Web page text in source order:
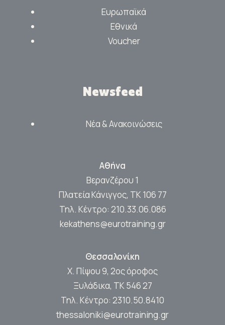
Ευρωπαϊκά
Εθνικά
Voucher
Newsfeed
Νέα & Ανακοινώσεις
Αθήνα
Βερανζέρου 1
Πλατεία Κάνιγγος, ΤΚ 106 77
Τηλ. Κέντρο: 210.33.06.086
kekathens@eurotraining.gr
Θεσσαλονίκη
Χ. Πίψου 9, 2ος όροφος
Ξυλάδικα, ΤΚ 546 27
Τηλ. Κέντρο: 2310.50.8410
thessaloniki@eurotraining.gr